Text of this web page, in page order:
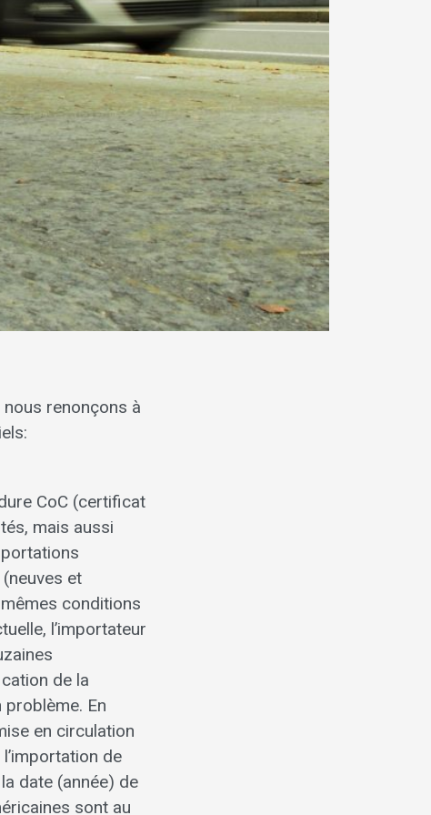
renonçons à
CoC (certificat
mais aussi
et
conditions
l’importateur
de la
En
en circulation
de
date (année) de
sont au